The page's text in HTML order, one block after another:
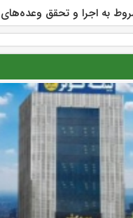
به اجرا و تحقق